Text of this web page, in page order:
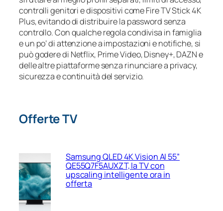
controlli genitori e dispositivi come Fire TV Stick 4K
Plus, evitando di distribuire la password senza
controllo. Con qualche regola condivisa in famiglia
e un po’ di attenzione a impostazioni e notifiche, si
può godere di Netflix, Prime Video, Disney+, DAZN e
delle altre piattaforme senza rinunciare a privacy,
sicurezza e continuità del servizio.
Offerte TV
Samsung QLED 4K Vision AI 55”
QE55Q7F5AUXZT, la TV con
upscaling intelligente ora in
offerta